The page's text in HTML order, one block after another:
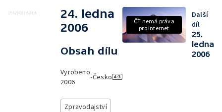
24. ledna
2006
Obsah dílu
Vyrobeno
2006
•Česko
Zpravodajství
ČT nemá práva
pro internet
Další
díl
25.
ledna
2006